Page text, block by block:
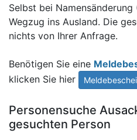
Selbst bei
Wegzug ins Ausland. Die
nichts von Ihrer Anfrage.
Benötigen Sie eine
klicken Sie hier
Personensuche
gesuchten Person